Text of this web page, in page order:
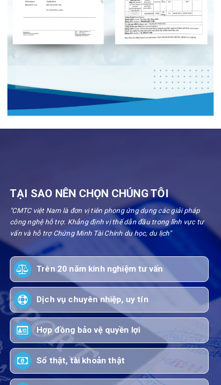
TẠI SAO NÊN CHỌN CHÚNG TÔI
"CMTC việt Nam là đơn vị tiên phong ứng dụng các giải pháp
công nghệ hỗ trợ. Khẳng định vị thế dẫn đầu trong lĩnh vực tư
vấn và hỗ trợ Chứng Minh Tài Chính du học, du lịch"
Trên 20 năm kinh nghiệm tư vấn
Dịch vụ chuyên nhiệp, uy tín
Hợp đồng bảo vệ quyền lợi
Sổ thật, tài khoản thật